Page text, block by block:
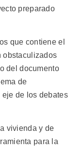
preparado
que contiene el
obstaculizados
del documento
de
de los debates
vivienda y de
para la